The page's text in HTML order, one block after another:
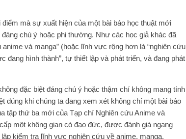
mà sự xuất hiện của một bài báo học thuật mới
chú ý hoặc phi thường. Như các học giả khác đã
và manga” (hoặc lĩnh vực rộng hơn là “nghiên cứu
đang hình thành”, tự thiết lập và phát triển, và đang phát
đặc biệt đáng chú ý hoặc thậm chí không mang tính
đúng khi chúng ta đang xem xét không chỉ một bài báo
tập thứ ba mới của Tạp chí Nghiên cứu Anime và
một không gian có đạo đức, được đánh giá ngang
kiểm tra lĩnh vực nghiên cứu về anime, manga,